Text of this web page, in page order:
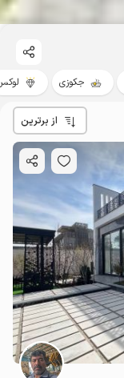
جکوزی
از برترین